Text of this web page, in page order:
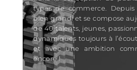
types de commerce. Depuis
bien grandi et se compose
de 40 talents, jeunes,
dynamiques toujours à
et avec une ambition
encore !